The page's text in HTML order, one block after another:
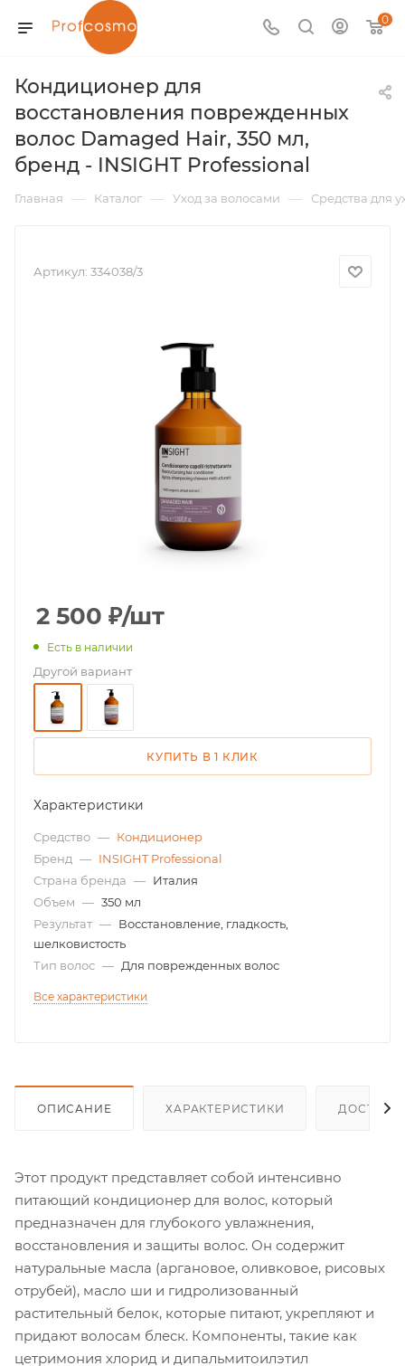
0
Кондиционер для
восстановления поврежденных
волос Damaged Hair, 350 мл,
бренд - INSIGHT Professional
Главная — Каталог — Уход за волосами — Средства для
Артикул: 334038/3
2 500 ₽/шт
Есть в наличии
Другой вариант
КУПИТЬ В 1 КЛИК
Характеристики
Средство — Кондиционер
Бренд — INSIGHT Professional
Страна бренда — Италия
Объем — 350 мл
Результат — Восстановление, гладкость,
шелковистость
Тип волос — Для поврежденных волос
Все характеристики
ОПИСАНИЕ ХАРАКТЕРИСТИКИ
Этот продукт представляет собой интенсивно
питающий кондиционер для волос, который
предназначен для глубокого увлажнения,
восстановления и защиты волос. Он содержит
натуральные масла (аргановое, оливковое, рисовых
отрубей), масло ши и гидролизованный
растительный белок, которые питают, укрепляют и
придают волосам блеск. Компоненты, такие как
цетримония хлорид и дипальмитоилэтил